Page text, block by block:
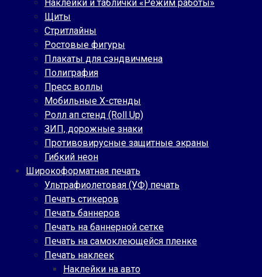
Наклейки и таблички «Режим работы»
Щиты
Стритлайны
Ростовые фигуры
Плакаты для сэндвичмена
Полиграфия
Пресс воллы
Мобильные Х-стенды
Ролл ап стенд (Roll Up)
ЗИП, дорожные знаки
Противовирусные защитные экраны
Гибкий неон
Широкоформатная печать
Ультрафиолетовая (УФ) печать
Печать стикеров
Печать баннеров
Печать на баннерной сетке
Печать на самоклеющейся пленке
Печать наклеек
Наклейки на авто